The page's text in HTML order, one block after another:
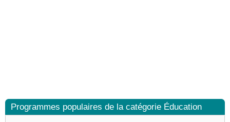
Programmes populaires de la catégorie Éducation